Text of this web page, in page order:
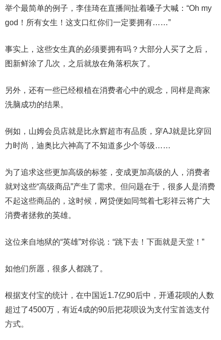
举个最简单的例子，李佳琦在直播间扯着嗓子大喊：“Oh my
god！所有女生！这支口红你们一定要拥有……”
事实上，这些女生真的必须要拥有吗？大部分人买了之后，
图新鲜涂了几次，之后就放在角落积灰了。
另外，还有一些已经根植在消费者心中的观念，同样是商家
洗脑成功的结果。
例如，山姆会员店就是比永辉超市有品质，穿AJ就是比穿回
力时尚，迪奥比六神高了不知道多少个等级……
为了追求这些更加高级的标签，变成更加高级的人，消费者
就对这些“高级商品”产生了需求。但问题在于，很多人是消费
不起这些商品的，这时候，网贷便如同驾着七彩祥云将广大
消费者拯救的英雄。
这位来自地狱的“英雄”对你说：“跳下去！下面就是天堂！”
如他们所愿，很多人都跳了。
根据支付宝的统计，在中国近1.7亿90后中，开通花呗的人数
超过了4500万，有近4成的90后把花呗设为支付宝首选支付
方式。